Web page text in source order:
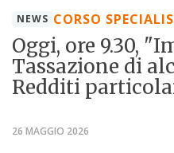
NEWS CORSO
Oggi, ore 9.30,
Tassazione di
Redditi
26 MAGGIO 2026